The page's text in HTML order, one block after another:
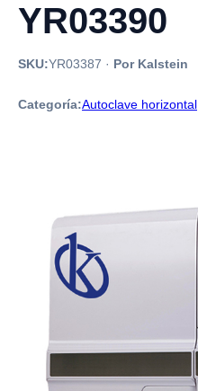
YR03390
SKU:YR03387 · Por Kalstein
Categoría:Autoclave horizontal